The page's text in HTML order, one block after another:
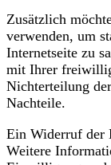
Zusätzlich
verwenden, um
Internetseite zu
mit Ihrer
Nichterteilung
Nachteile.
Ein Widerruf der
Weitere